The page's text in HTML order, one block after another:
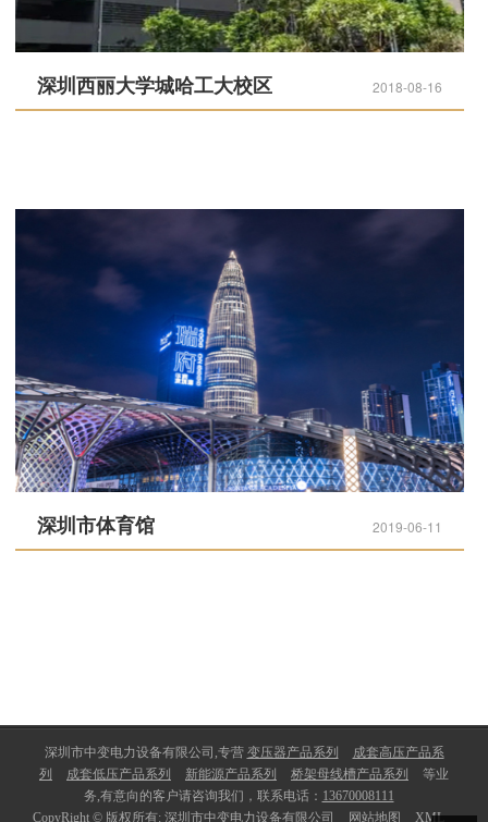
深圳西丽大学城哈工大校区 2018-08-16
深圳市体育馆 2019-06-11
深圳市中变电力设备有限公司,专营 变压器产品系列
成套高压产品系
列
成套低压产品系列 新能源产品系列 桥架母线槽产品系列
等业
务,有意向的客户请咨询我们，联系电话： 13670008111
CopyRight © 版权所有: 深圳市中变电力设备有限公司 网站地图 XML